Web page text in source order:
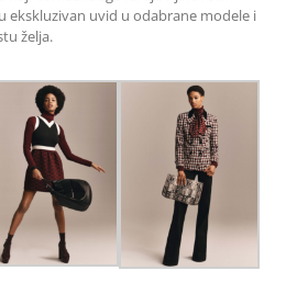
ekskluzivan uvid u odabrane modele i
želja.